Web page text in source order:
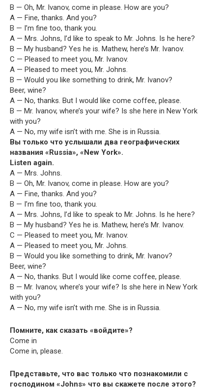
B — Oh, Mr. Ivanov, come in please. How are you?
A — Fine, thanks. And you?
B — I’m fine too, thank you.
A — Mrs. Johns, I’d like to speak to Mr. Johns. Is he here?
B — My hus­band? Yes he is. Math­ew, here’s Mr. Ivanov.
C — Pleased to meet you, Mr. Ivanov.
A — Pleased to meet you, Mr. Johns.
B — Would you like some­thing to drink, Mr. Ivanov?
Beer, wine?
A — No, thanks. But I would like come cof­fee, please.
B — Mr. Ivanov, where’s your wife? Is she here in New York
with you?
A — No, my wife isn’t with me. She is in Russia.
Вы только что услышали два географических
названия «Rus­sia», «New York».
Lis­ten again.
A — Mrs. Johns.
B — Oh, Mr. Ivanov, come in please. How are you?
A — Fine, thanks. And you?
B — I’m fine too, thank you.
A — Mrs. Johns, I’d like to speak to Mr. Johns. Is he here?
B — My hus­band? Yes he is. Math­ew, here’s Mr. Ivanov.
C — Pleased to meet you, Mr. Ivanov.
A — Pleased to meet you, Mr. Johns.
B — Would you like some­thing to drink, Mr. Ivanov?
Beer, wine?
A — No, thanks. But I would like come cof­fee, please.
B — Mr. Ivanov, where’s your wife? Is she here in New York
with you?
A — No, my wife isn’t with me. She is in Russia.
Помните, как сказать «войдите»?
Come in
Come in, please.
Представьте, что вас только что познакомили с
господином «Johns» что вы скажете после этого?